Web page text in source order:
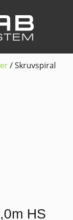
/ Skruvspiral
HS